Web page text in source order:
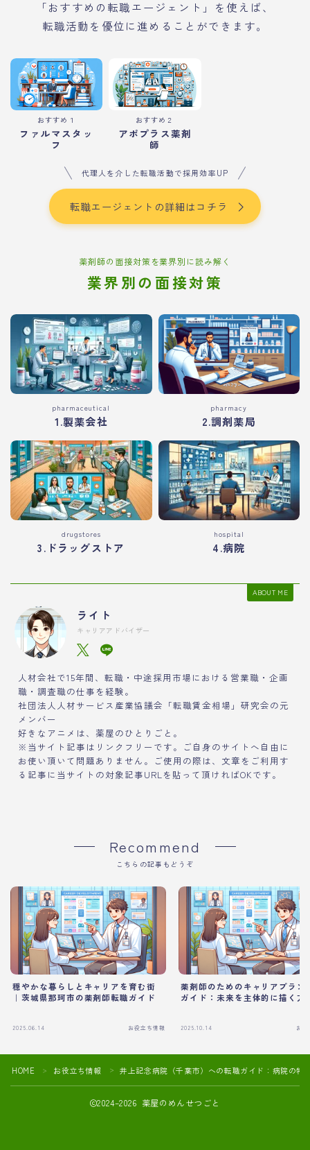
「おすすめの転職エージェント」を使えば、
転職活動を優位に進めることができます。
おすすめ１
ファルマスタッ
フ
おすすめ２
アポプラス薬剤
師
代理人を介した転職活動で採用効率UP
転職エージェントの詳細はコチラ
薬剤師の面接対策を業界別に読み解く
業界別の面接対策
pharmaceutical
1.製薬会社
pharmacy
2.調剤薬局
drugstores
3.ドラッグストア
hospital
4.病院
ABOUT ME
ライト
キャリアアドバイザー
人材会社で15年間、転職・中途採用市場における営業職・企画
職・調査職の仕事を経験。
社団法人人材サービス産業協議会「転職賃金相場」研究会の元
メンバー
好きなアニメは、薬屋のひとりごと。
※当サイト記事はリンクフリーです。ご自身のサイトへ自由に
お使い頂いて問題ありません。ご使用の際は、文章をご利用す
る記事に当サイトの対象記事URLを貼って頂ければOKです。
Recommend
こちらの記事もどうぞ
穏やかな暮らしとキャリアを育む街
｜茨城県那珂市の薬剤師転職ガイド
2025.06.14 お役立ち情報
薬剤師のためのキャリアプラン
ガイド：未来を主体的に描く方
2025.10.14 お
HOME ＞ お役立ち情報 ＞ 井上記念病院（千葉市）への転職ガイド：病院の特
2024–2026 薬屋のめんせつごと